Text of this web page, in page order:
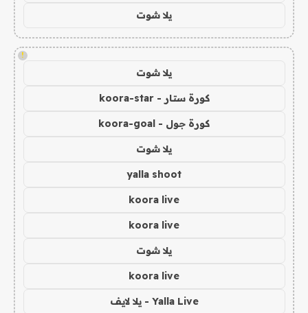
يلا شوت
!
يلا شوت
كورة ستار - koora-star
كورة جول - koora-goal
يلا شوت
yalla shoot
koora live
koora live
يلا شوت
koora live
Yalla Live - يلا لايف